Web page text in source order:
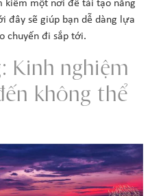
kiếm một nơi để tái tạo năng
đây sẽ giúp bạn dễ dàng lựa
chuyến đi sắp tới.
Kinh nghiệm
không thể